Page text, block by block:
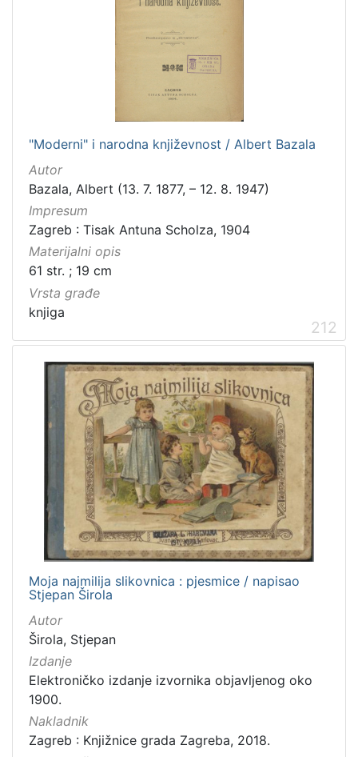
"Moderni" i narodna književnost / Albert Bazala
Autor
Bazala, Albert (13. 7. 1877, – 12. 8. 1947)
Impresum
Zagreb : Tisak Antuna Scholza, 1904
Materijalni opis
61 str. ; 19 cm
Vrsta građe
knjiga
212
Moja najmilija slikovnica : pjesmice / napisao
Stjepan Širola
Autor
Širola, Stjepan
Izdanje
Elektroničko izdanje izvornika objavljenog oko
1900.
Nakladnik
Zagreb : Knjižnice grada Zagreba, 2018.